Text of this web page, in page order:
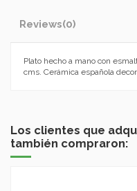
Reviews(0)
Plato hecho a mano con
cms. Cerámica española
Los clientes que
también compraron: